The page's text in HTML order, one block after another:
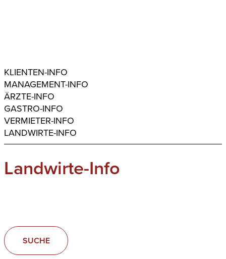
KLIENTEN-INFO
MANAGEMENT-INFO
ÄRZTE-INFO
GASTRO-INFO
VERMIETER-INFO
LANDWIRTE-INFO
Landwirte-Info
SUCHE